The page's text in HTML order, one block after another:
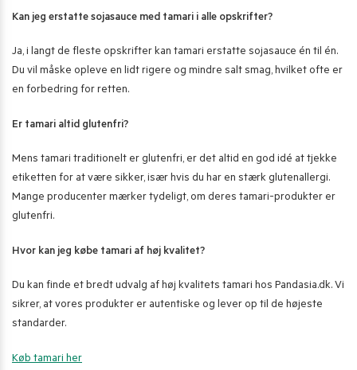
Kan jeg erstatte sojasauce med tamari i alle opskrifter?
Ja, i langt de fleste opskrifter kan tamari erstatte sojasauce én til én.
Du vil måske opleve en lidt rigere og mindre salt smag, hvilket ofte er
en forbedring for retten.
Er tamari altid glutenfri?
Mens tamari traditionelt er glutenfri, er det altid en god idé at tjekke
etiketten for at være sikker, især hvis du har en stærk glutenallergi.
Mange producenter mærker tydeligt, om deres tamari-produkter er
glutenfri.
Hvor kan jeg købe tamari af høj kvalitet?
Du kan finde et bredt udvalg af høj kvalitets tamari hos Pandasia.dk. Vi
sikrer, at vores produkter er autentiske og lever op til de højeste
standarder.
Køb tamari her